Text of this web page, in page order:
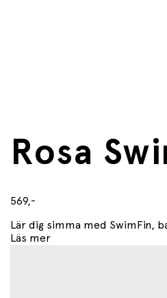
Rosa
569,-
Lär dig simma med SwimFin,
Läs mer